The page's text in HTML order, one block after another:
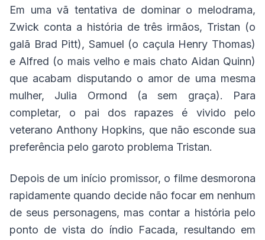
Em uma vã tentativa de dominar o melodrama,
Zwick conta a história de três irmãos, Tristan (o
galã Brad Pitt), Samuel (o caçula Henry Thomas)
e Alfred (o mais velho e mais chato Aidan Quinn)
que acabam disputando o amor de uma mesma
mulher, Julia Ormond (a sem graça). Para
completar, o pai dos rapazes é vivido pelo
veterano Anthony Hopkins, que não esconde sua
preferência pelo garoto problema Tristan.
Depois de um início promissor, o filme desmorona
rapidamente quando decide não focar em nenhum
de seus personagens, mas contar a história pelo
ponto de vista do índio Facada, resultando em